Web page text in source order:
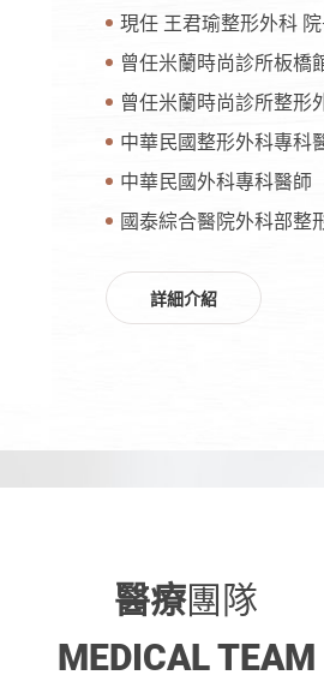
現任 王君瑜整形外科
曾任米蘭時尚診所板橋
曾任米蘭時尚診所整形
中華民國整形外科專科
中華民國外科專科醫師
國泰綜合醫院外科部整
詳細介紹
醫療團隊
MEDICAL TEAM